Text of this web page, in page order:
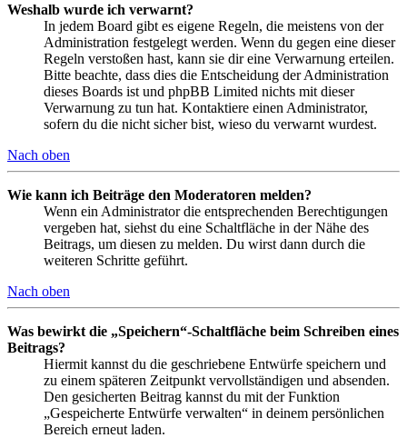
Weshalb wurde ich verwarnt?
In jedem Board gibt es eigene Regeln, die meistens von der
Administration festgelegt werden. Wenn du gegen eine dieser
Regeln verstoßen hast, kann sie dir eine Verwarnung erteilen.
Bitte beachte, dass dies die Entscheidung der Administration
dieses Boards ist und phpBB Limited nichts mit dieser
Verwarnung zu tun hat. Kontaktiere einen Administrator,
sofern du die nicht sicher bist, wieso du verwarnt wurdest.
Nach oben
Wie kann ich Beiträge den Moderatoren melden?
Wenn ein Administrator die entsprechenden Berechtigungen
vergeben hat, siehst du eine Schaltfläche in der Nähe des
Beitrags, um diesen zu melden. Du wirst dann durch die
weiteren Schritte geführt.
Nach oben
Was bewirkt die „Speichern“-Schaltfläche beim Schreiben eines
Beitrags?
Hiermit kannst du die geschriebene Entwürfe speichern und
zu einem späteren Zeitpunkt vervollständigen und absenden.
Den gesicherten Beitrag kannst du mit der Funktion
„Gespeicherte Entwürfe verwalten“ in deinem persönlichen
Bereich erneut laden.